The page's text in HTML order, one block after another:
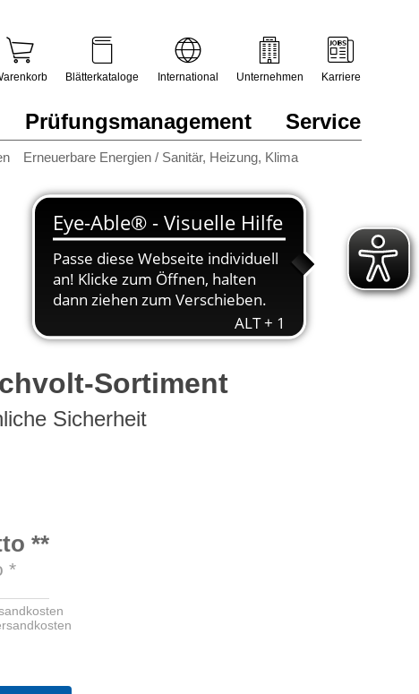
Erneuerbare Energien / Sanitär, Heizung, Klima
Prüfungsmanagement Service
Blätterkataloge International Unternehmen Karriere
Sortiment
Sicherheit
**
*